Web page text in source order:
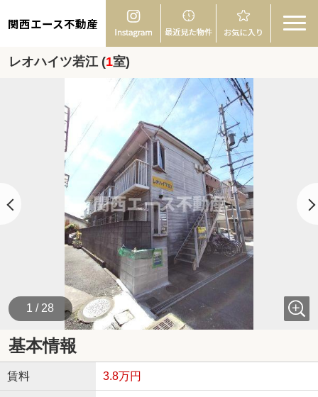
関西エース不動産
レオハイツ若江 (1室)
1 / 28
基本情報
賃料 3.8万円